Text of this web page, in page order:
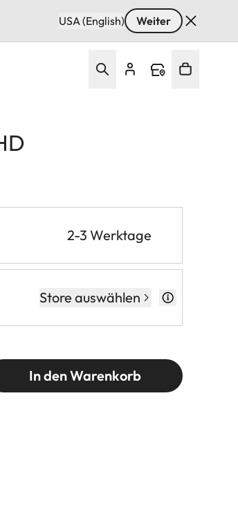
USA (English) Weiter
2-3 Werktage
Store auswählen
In den Warenkorb